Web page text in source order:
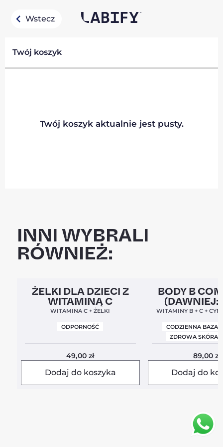
Wstecz
Twój koszyk
Twój koszyk aktualnie jest pusty.
INNI WYBRALI
RÓWNIEŻ:
Clean Label 5,0
ŻELKI DLA DZIECI Z
WITAMINĄ C
WITAMINA C + ŻELKI
ODPORNOŚĆ
49,00zł
Dodaj do koszyka
Clean Label Nowa
BODY B
(DAWNIEJ:
WITAMINY B + C +
CODZIENNA BAZA
ZDROWA SKÓRA I
89,00zł
Dodaj do